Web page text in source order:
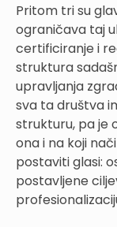
Pritom tri su
ograničava taj
certificiranje i
struktura
upravljanja
sva ta društva
strukturu, pa je
ona i na koji
postaviti glasi:
postavljene